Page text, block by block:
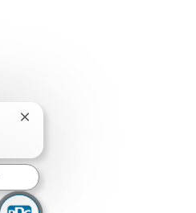
关闭聊天机器人通知